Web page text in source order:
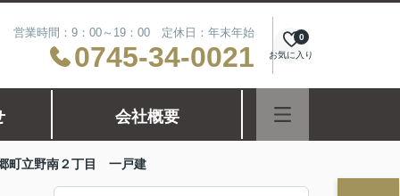
営業時間：9：00～19：00 定休日：年末年始
0745-34-0021 お気に入り
0
会社概要
町立野南２丁目 一戸建